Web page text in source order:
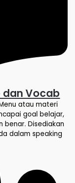
dan Vocab
atau materi
goal belajar,
benar. Disediakan
dalam speaking